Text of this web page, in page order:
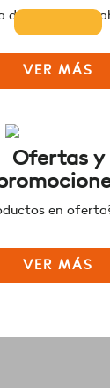
disponibilidad
VER MÁS
Ofertas y
en
VER MÁS